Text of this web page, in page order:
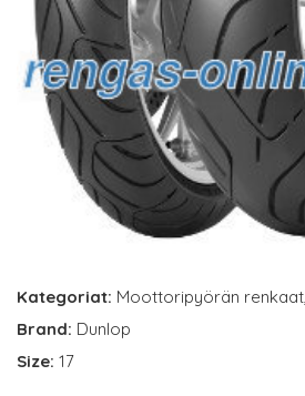
Kategoriat: Moottoripyörän renkaat
Brand: Dunlop
Size: 17